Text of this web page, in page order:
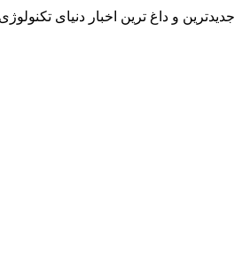
جدیدترین و داغ ترین اخبار دنیای